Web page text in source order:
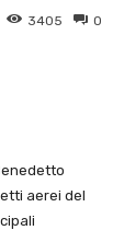
0
3405
aerei del